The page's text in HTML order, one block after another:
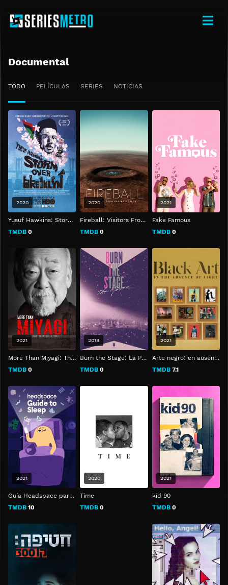
Documental
TODO PELÍCULAS SERIES NOTICIAS
Yusuf Hawkins: Storm Over Brooklyn
TMDB 0
2020
Fireball: Visitors From Darker Worlds
TMDB 0
2020
Fake Famous
TMDB0
2021
More Than Miyagi: The Pat Morita Story
TMDB 0
2021
Burn the Stage: La Película
TMDB 0
2018
Arte negro: en ausencia de luz
TMDB7.1
2021
Guía Headspace para dormir bien
TMDB 10
2021
Time
TMDB 0
2020
kid 90
TMDB0
2021